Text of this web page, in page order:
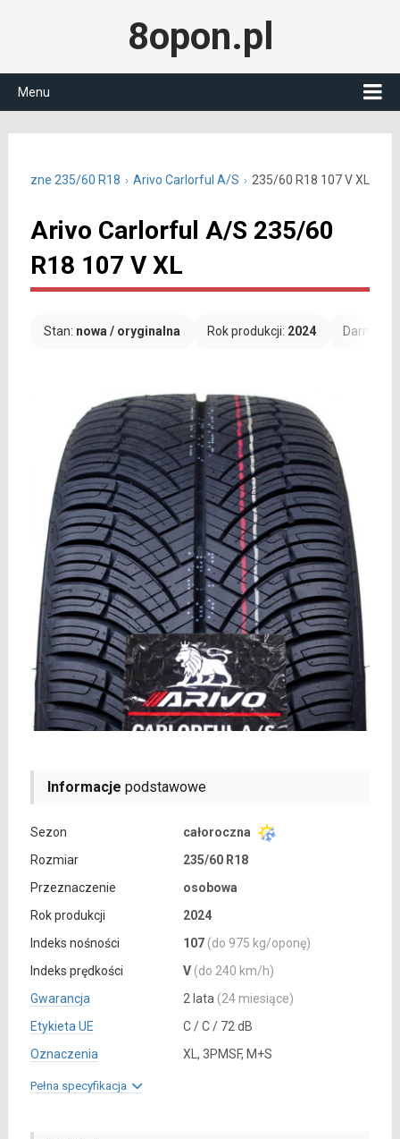
8opon.pl
Menu
235/60 R18 Arivo Carlorful A/S 235/60 R18 107 V XL
Arivo Carlorful A/S 235/60
R18 107 V XL
Stan: nowa / oryginalna Rok produkcji: 2024
Informacje podstawowe
Sezon
całoroczna
Rozmiar
235/60 R18
Przeznaczenie
osobowa
Rok produkcji
2024
Indeks nośności
107 (do 975 kg/oponę)
Indeks prędkości
V (do 240 km/h)
Gwarancja
2 lata (24 miesiące)
Etykieta UE
C / C / 72 dB
Oznaczenia
XL, 3PMSF, M+S
Pełna specyfikacja